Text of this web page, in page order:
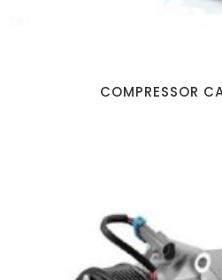
COMPRESSOR